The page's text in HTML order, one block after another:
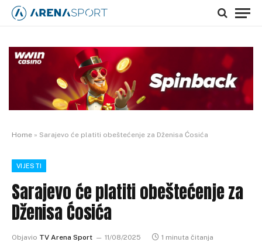
Home » Sarajevo će platiti obeštećenje za Dženisa Ćosića
VIJESTI
Sarajevo će platiti obeštećenje za
Dženisa Ćosića
Objavio TV Arena Sport 11/08/2025 1 minuta čitanja